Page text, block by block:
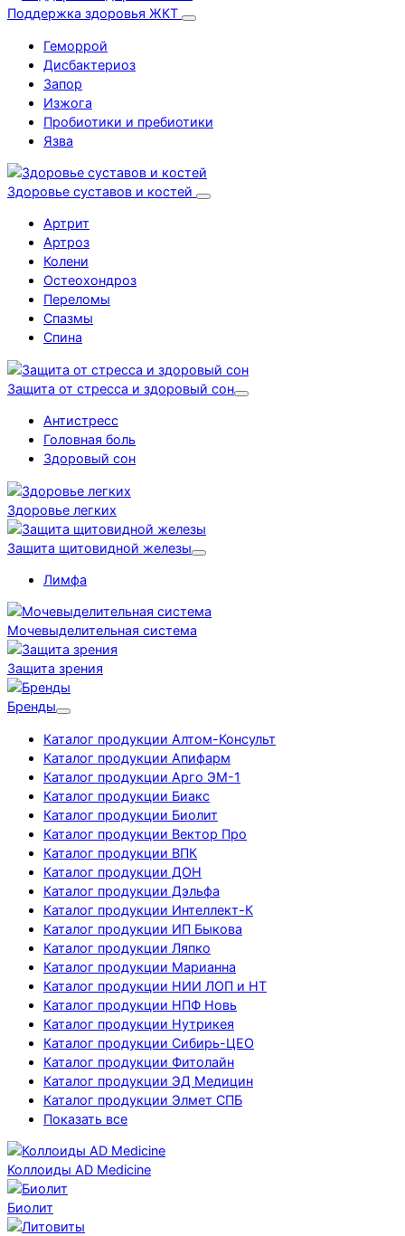
Поддержка здоровья ЖКТ
Геморрой
Дисбактериоз
Запор
Изжога
Пробиотики и пребиотики
Язва
Здоровье суставов и костей
Артрит
Артроз
Колени
Остеохондроз
Переломы
Спазмы
Спина
Защита от стресса и здоровый сон
Антистресс
Головная боль
Здоровый сон
Здоровье легких
Защита щитовидной железы
Лимфа
Мочевыделительная система
Защита зрения
Бренды
Каталог продукции Алтом-Консульт
Каталог продукции Апифарм
Каталог продукции Арго ЭМ-1
Каталог продукции Биакс
Каталог продукции Биолит
Каталог продукции Вектор Про
Каталог продукции ВПК
Каталог продукции ДОН
Каталог продукции Дэльфа
Каталог продукции Интеллект-К
Каталог продукции ИП Быкова
Каталог продукции Ляпко
Каталог продукции Марианна
Каталог продукции НИИ ЛОП и НТ
Каталог продукции НПФ Новь
Каталог продукции Нутрикея
Каталог продукции Сибирь-ЦЕО
Каталог продукции Фитолайн
Каталог продукции ЭД Медицин
Каталог продукции Элмет СПБ
Показать все
Коллоиды AD Medicine
Биолит